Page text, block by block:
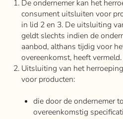
De ondernemer kan het
consument uitsluiten voor
in lid 2 en 3. De uitsluiting
geldt slechts indien de
aanbod, althans tijdig voor
overeenkomst, heeft vermeld.
Uitsluiting van het
voor producten:
die door de ondernemer
overeenkomstig